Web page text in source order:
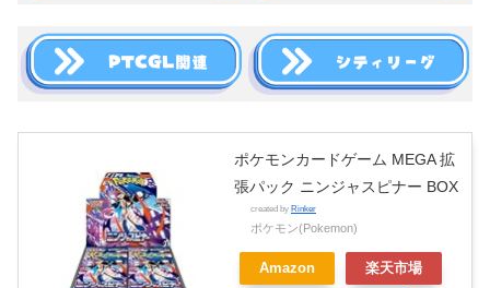
ポケモンカードゲーム MEGA 拡
張パック ニンジャスピナー BOX
created by Rinker
ポケモン(Pokemon)
Amazon 楽天市場